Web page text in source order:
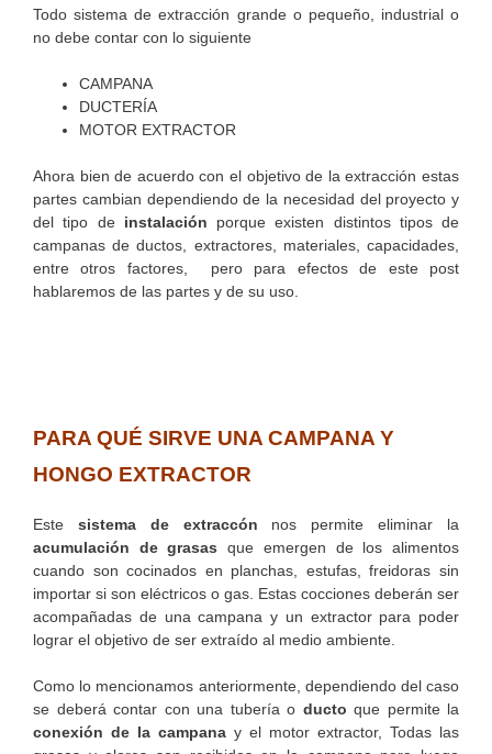
Todo sistema de extracción grande o pequeño, industrial o
no debe contar con lo siguiente
CAMPANA
DUCTERÍA
MOTOR EXTRACTOR
Ahora bien de acuerdo con el objetivo de la extracción estas
partes cambian dependiendo de la necesidad del proyecto y
del tipo de instalación porque existen distintos tipos de
campanas de ductos, extractores, materiales, capacidades,
entre otros factores, pero para efectos de este post
hablaremos de las partes y de su uso.
PARA QUÉ SIRVE UNA CAMPANA Y
HONGO EXTRACTOR
Este sistema de extraccón nos permite eliminar la
acumulación de grasas que emergen de los alimentos
cuando son cocinados en planchas, estufas, freidoras sin
importar si son eléctricos o gas. Estas cocciones deberán ser
acompañadas de una campana y un extractor para poder
lograr el objetivo de ser extraído al medio ambiente.
Como lo mencionamos anteriormente, dependiendo del caso
se deberá contar con una tubería o ducto que permite la
conexión de la campana y el motor extractor, Todas las